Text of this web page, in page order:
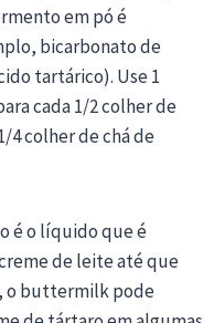
em pó é
bicarbonato de
tartárico). Use 1
cada 1/2 colher de
4 colher de chá de
é o líquido que é
de leite até que
o buttermilk pode